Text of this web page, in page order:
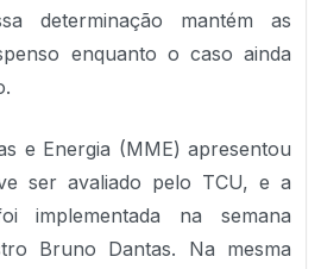
determinação mantém as
enquanto o caso ainda
e Energia (MME) apresentou
ser avaliado pelo TCU, e a
implementada na semana
Bruno Dantas. Na mesma